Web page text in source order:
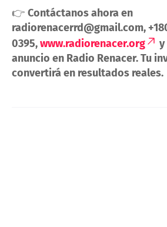
👉 Contáctanos ahora en
radiorenacerrd@gmail.com,
0395,www.radiorenacer.org
y
anuncio en Radio Renacer. Tu
convertirá en resultados reales.